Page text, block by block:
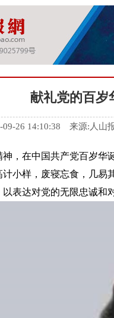
献礼党的百岁
09-26 14:10:38 来源:人山
，在中国共产党百岁
小样，废寝忘食，几易
表达对党的无限忠诚和